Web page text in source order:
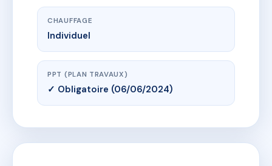
CHAUFFAGE
Individuel
PPT (PLAN TRAVAUX)
✓ Obligatoire (06/06/2024)